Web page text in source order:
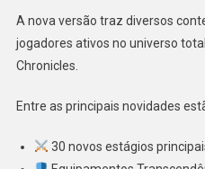
A nova versão traz diversos
jogadores ativos no universo
Chronicles.
Entre as principais novidades
30 novos estágios